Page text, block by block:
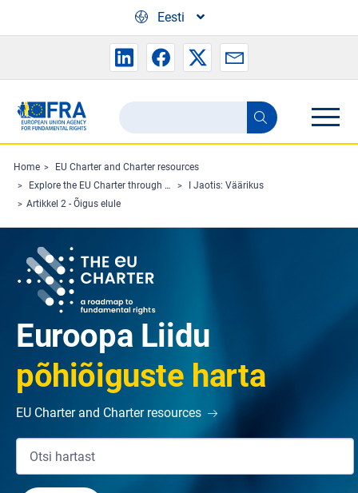
Eesti
Search
the
FRA
website
Search
Home
EU Charter and Charter resources
Explore the EU Charter through Charterpedia
I Jaotis: Väärikus
Artikkel 2 - Õigus elule
Euroopa Liidu
põhiõiguste harta
EU Charter and Charter resources